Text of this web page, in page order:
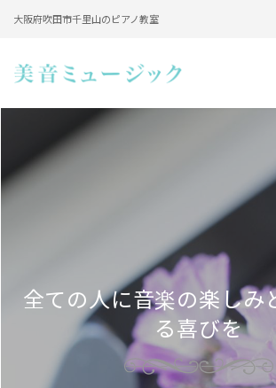
大阪府吹田市千里山のピアノ教室
全ての人に音楽の楽しみ
る喜びを